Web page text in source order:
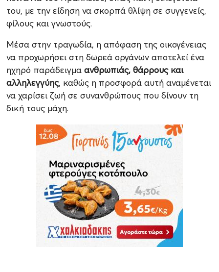
του, με την είδηση να σκορπά θλίψη σε συγγενείς,
φίλους και γνωστούς.
Μέσα στην τραγωδία, η απόφαση της οικογένειας
να προχωρήσει στη δωρεά οργάνων αποτελεί ένα
ηχηρό παράδειγμα ανθρωπιάς, θάρρους και
αλληλεγγύης, καθώς η προσφορά αυτή αναμένεται
να χαρίσει ζωή σε συνανθρώπους που δίνουν τη
δική τους μάχη.